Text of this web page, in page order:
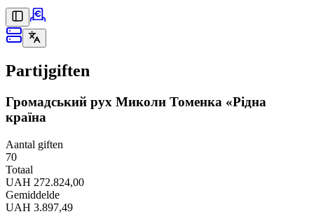
Partijgiften
Громадський рух Миколи Томенка «Рідна
країна
Aantal giften
70
Totaal
UAH 272.824,00
Gemiddelde
UAH 3.897,49